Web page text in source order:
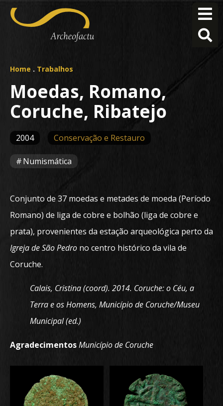
Home . Trabalhos
Moedas, Romano,
Coruche, Ribatejo
2004 Conservação e Restauro
Numismática
Conjunto de 37 moedas e metades de moeda (Período
Romano) de liga de cobre e bolhão (liga de cobre e
prata), provenientes da estação arqueológica perto da
Igreja de São Pedro no centro histórico da vila de
Coruche.
Calais, Cristina (coord). 2014. Coruche: o Céu, a
Terra e os Homens, Município de Coruche/Museu
Municipal (ed.)
AgradecimentosMunicípio de Coruche